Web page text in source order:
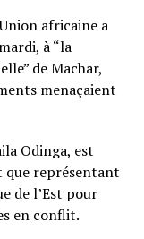
africaine a
à “la
de Machar,
menaçaient
Odinga, est
que représentant
de l’Est pour
en conflit.